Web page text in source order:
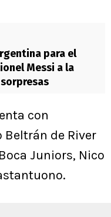
para el
Messi a la
con
de River
Juniors, Nico